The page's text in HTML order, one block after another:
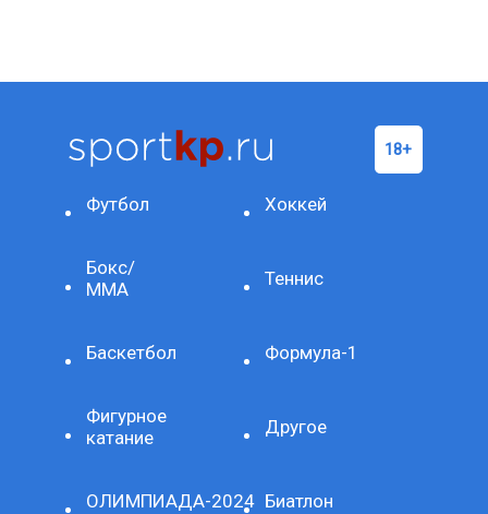
Футбол Хоккей
Бокс/
ММА
Теннис
Баскетбол Формула-1
Фигурное
катание
Другое
ОЛИМПИАДА-2024 Биатлон